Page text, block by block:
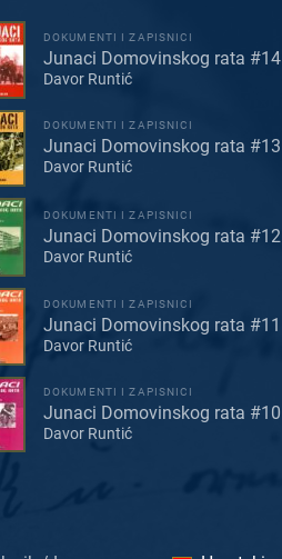
DOKUMENTI I ZAPISNICI
Junaci Domovinskog rata #14
Davor Runtić
DOKUMENTI I ZAPISNICI
Junaci Domovinskog rata #13
Davor Runtić
DOKUMENTI I ZAPISNICI
Junaci Domovinskog rata #12
Davor Runtić
DOKUMENTI I ZAPISNICI
Junaci Domovinskog rata #11
Davor Runtić
DOKUMENTI I ZAPISNICI
Junaci Domovinskog rata #10
Davor Runtić